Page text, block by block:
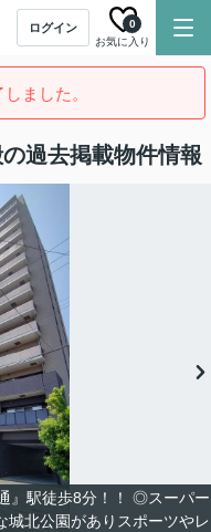
ログイン
お気に入り
0
ました。
過去掲載物件情報
』駅徒歩8分！！ ◎スーパー
北公園がありスポーツやレ